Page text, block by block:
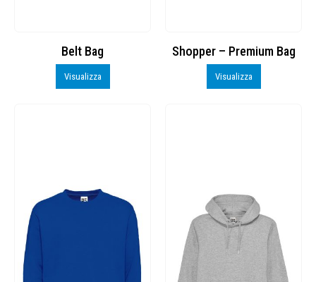
Belt Bag
Visualizza
Shopper – Premium Bag
Visualizza